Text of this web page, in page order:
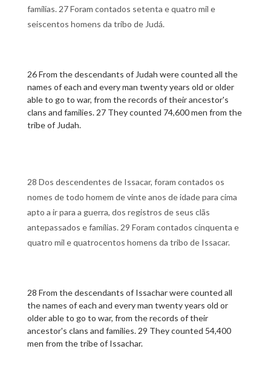
famílias. 27 Foram contados setenta e quatro mil e
seiscentos homens da tribo de Judá.
26 From the descendants of Judah were counted all the
names of each and every man twenty years old or older
able to go to war, from the records of their ancestor's
clans and families. 27 They counted 74,600 men from the
tribe of Judah.
28 Dos descendentes de Issacar, foram contados os
nomes de todo homem de vinte anos de idade para cima
apto a ir para a guerra, dos registros de seus clãs
antepassados e famílias. 29 Foram contados cinquenta e
quatro mil e quatrocentos homens da tribo de Issacar.
28 From the descendants of Issachar were counted all
the names of each and every man twenty years old or
older able to go to war, from the records of their
ancestor's clans and families. 29 They counted 54,400
men from the tribe of Issachar.